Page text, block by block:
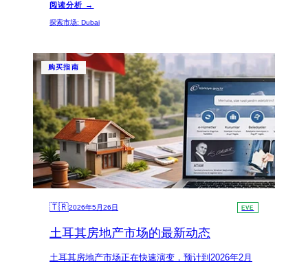
内的多元化人群，他们寻求经济实惠的居住选择。
阅读分析 →
探索市场: Dubai
购买指南
🇹🇷2026年5月26日 EVE
土耳其房地产市场的最新动态
土耳其房地产市场正在快速演变，预计到2026年2月